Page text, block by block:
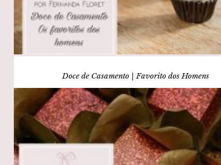
Doce de Casamento | Favorito dos Homens